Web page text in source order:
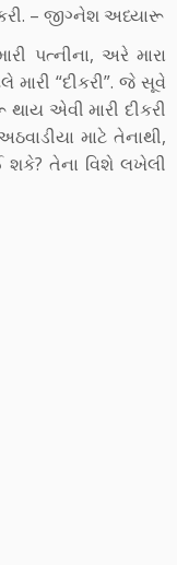
– જીગ્નેશ અધ્યારૂ
પત્નીના, અરે મારા
“દીકરી”. જે સૂવે
એવી મારી દીકરી
માટે તેનાથી,
તેના વિશે લખેલી